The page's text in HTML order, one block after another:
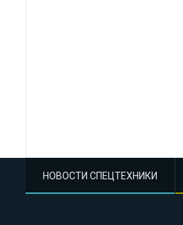
НОВОСТИ СПЕЦТЕХНИКИ